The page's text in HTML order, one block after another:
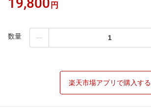
円
数量
楽天市場アプリで購入する